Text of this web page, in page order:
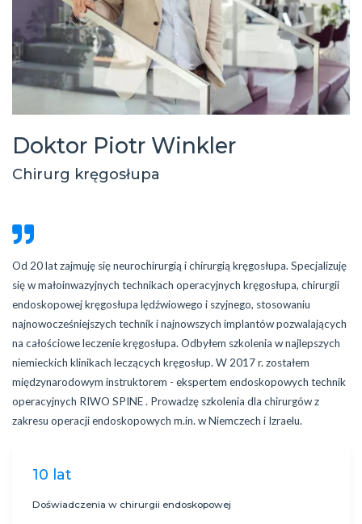
Doktor Piotr Winkler
Chirurg kręgosłupa
Od 20 lat zajmuję się neurochirurgią i chirurgią kręgosłupa. Specjalizuję
się w małoinwazyjnych technikach operacyjnych kręgosłupa, chirurgii
endoskopowej kręgosłupa lędźwiowego i szyjnego, stosowaniu
najnowocześniejszych technik i najnowszych implantów pozwalających
na całościowe leczenie kręgosłupa. Odbyłem szkolenia w najlepszych
niemieckich klinikach leczących kręgosłup. W 2017 r. zostałem
międzynarodowym instruktorem - ekspertem endoskopowych technik
operacyjnych RIWO SPINE . Prowadzę szkolenia dla chirurgów z
zakresu operacji endoskopowych m.in. w Niemczech i Izraelu.
10 lat
Doświadczenia w chirurgii endoskopowej